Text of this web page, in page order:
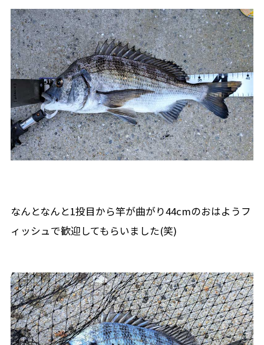
なんとなんと1投目から竿が曲がり44cmのおはようフ
ィッシュで歓迎してもらいました(笑)